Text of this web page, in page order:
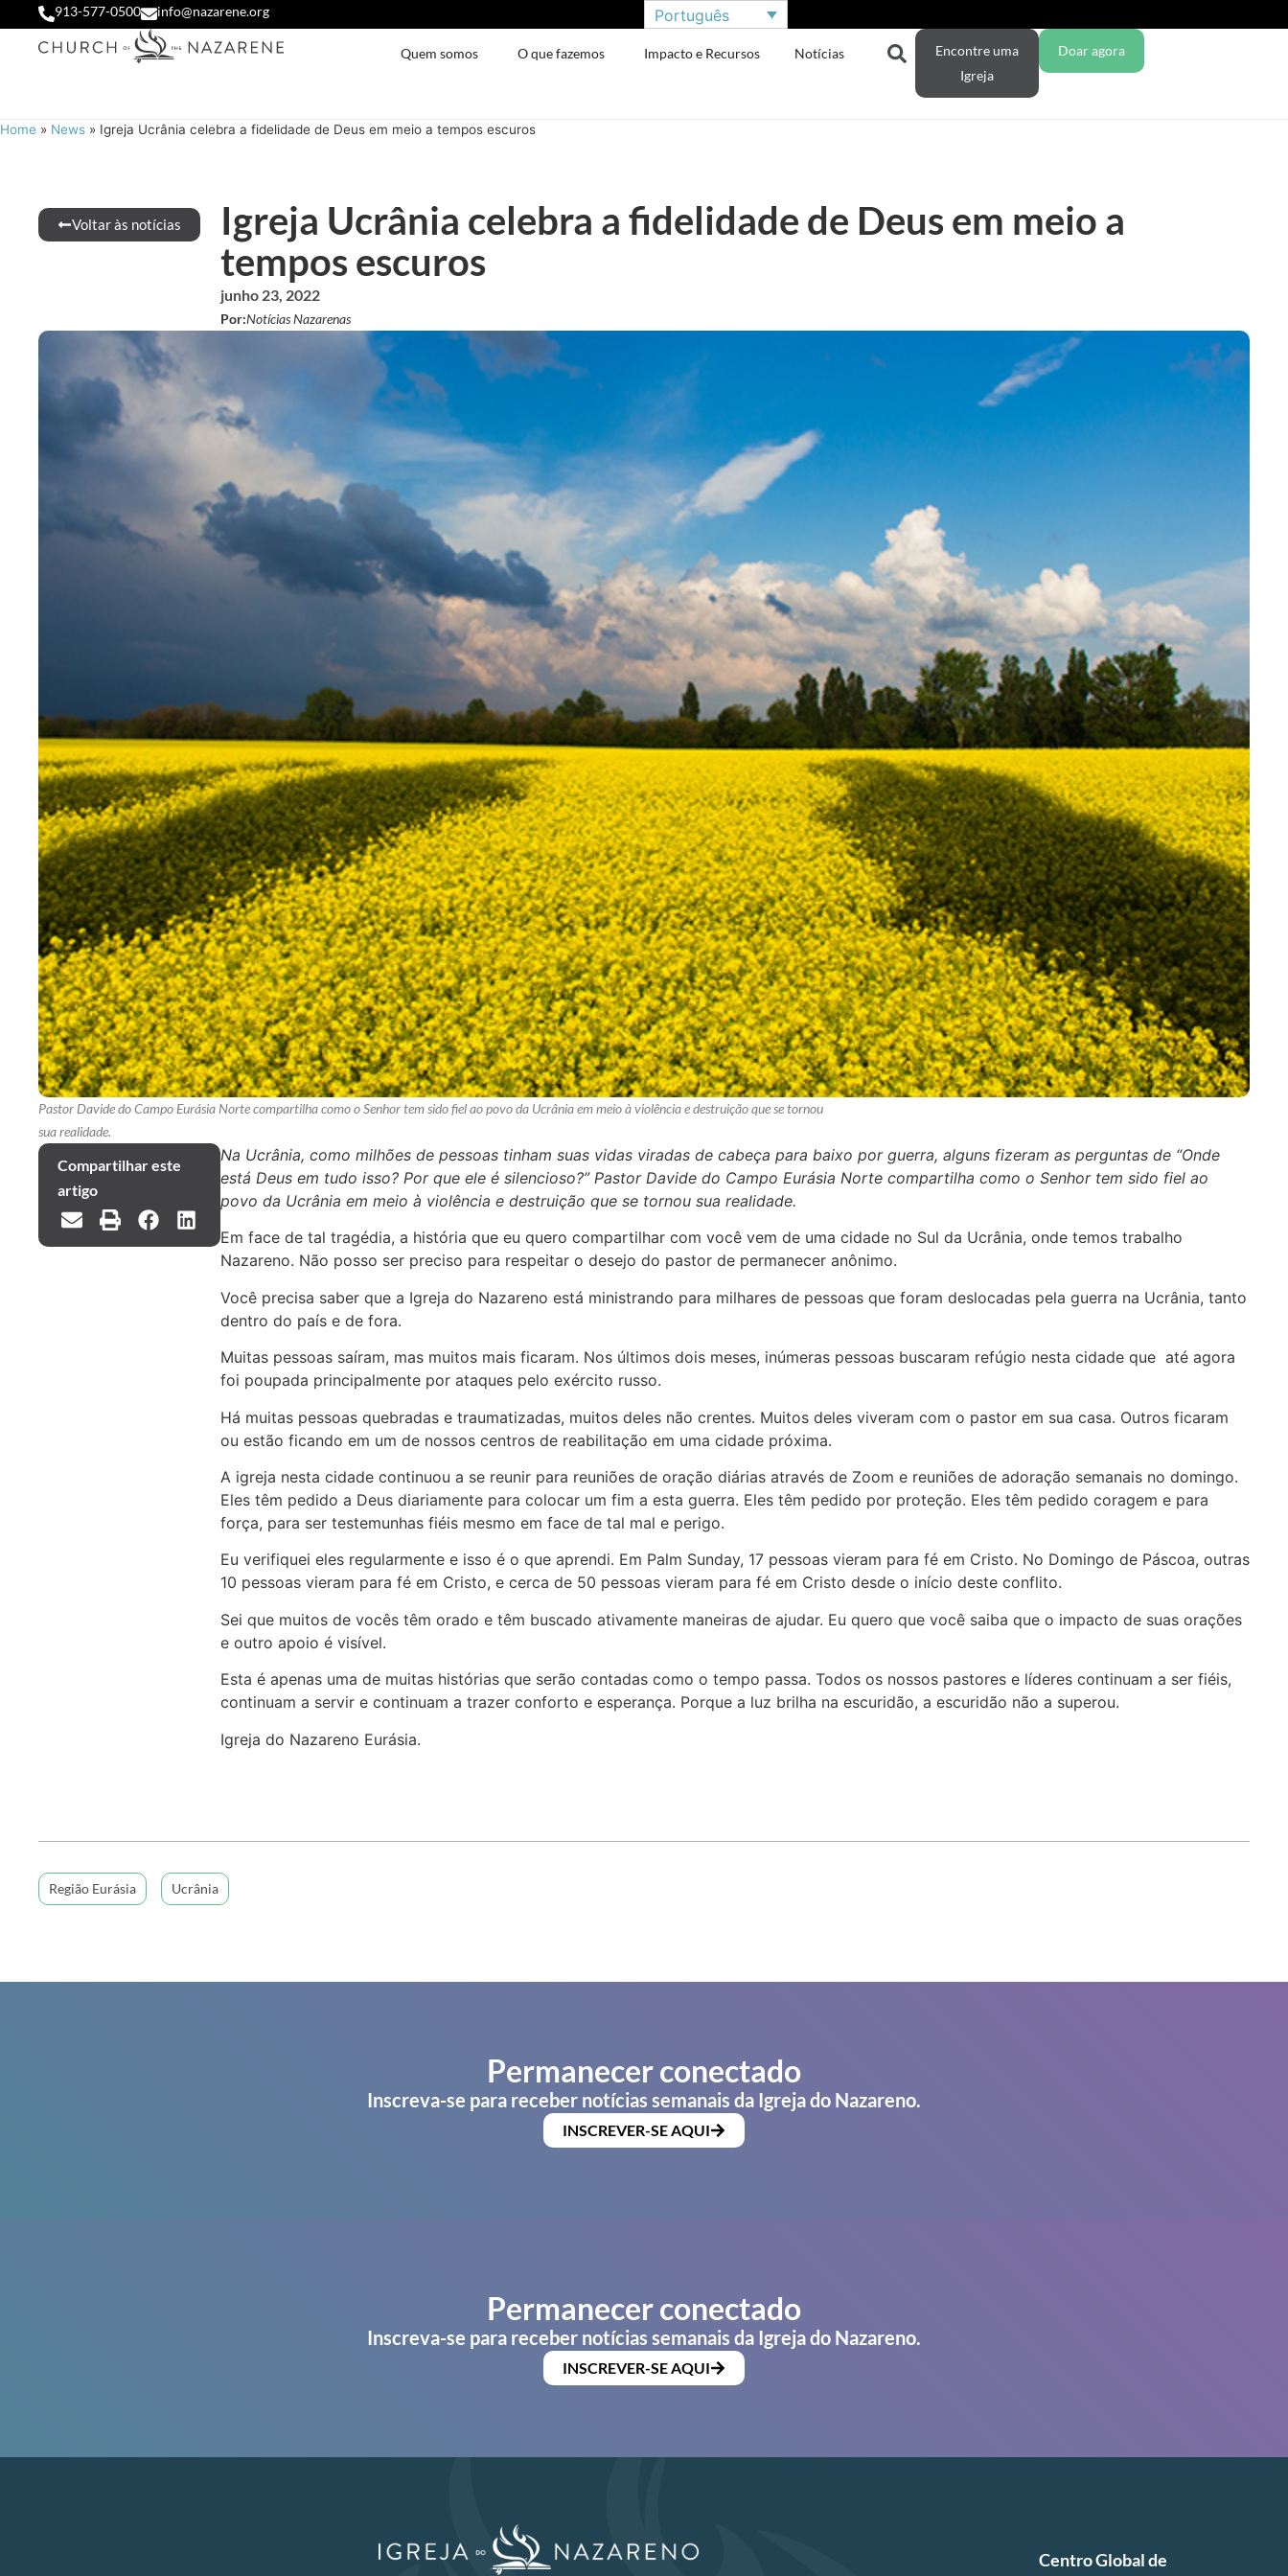
913-577-0500 info@nazarene.org Português
Quem somos O que fazemos Impacto e Recursos Notícias
Encontre uma
Igreja
Doar agora
Home » News » Igreja Ucrânia celebra a fidelidade de Deus em meio a tempos escuros
Voltar às notícias
Igreja Ucrânia celebra a fidelidade de Deus em meio a
tempos escuros
junho 23, 2022
Por:Notícias Nazarenas
Pastor Davide do Campo Eurásia Norte compartilha como o Senhor tem sido fiel ao povo da Ucrânia em meio à violência e destruição que se tornou
sua realidade.
Compartilhar este
artigo
Na Ucrânia, como milhões de pessoas tinham suas vidas viradas de cabeça para baixo por guerra, alguns fizeram as perguntas de “Onde
está Deus em tudo isso? Por que ele é silencioso?” Pastor Davide do Campo Eurásia Norte compartilha como o Senhor tem sido fiel ao
povo da Ucrânia em meio à violência e destruição que se tornou sua realidade.
Em face de tal tragédia, a história que eu quero compartilhar com você vem de uma cidade no Sul da Ucrânia, onde temos trabalho
Nazareno. Não posso ser preciso para respeitar o desejo do pastor de permanecer anônimo.
Você precisa saber que a Igreja do Nazareno está ministrando para milhares de pessoas que foram deslocadas pela guerra na Ucrânia, tanto
dentro do país e de fora.
Muitas pessoas saíram, mas muitos mais ficaram. Nos últimos dois meses, inúmeras pessoas buscaram refúgio nesta cidade que até agora
foi poupada principalmente por ataques pelo exército russo.
Há muitas pessoas quebradas e traumatizadas, muitos deles não crentes. Muitos deles viveram com o pastor em sua casa. Outros ficaram
ou estão ficando em um de nossos centros de reabilitação em uma cidade próxima.
A igreja nesta cidade continuou a se reunir para reuniões de oração diárias através de Zoom e reuniões de adoração semanais no domingo.
Eles têm pedido a Deus diariamente para colocar um fim a esta guerra. Eles têm pedido por proteção. Eles têm pedido coragem e para
força, para ser testemunhas fiéis mesmo em face de tal mal e perigo.
Eu verifiquei eles regularmente e isso é o que aprendi. Em Palm Sunday, 17 pessoas vieram para fé em Cristo. No Domingo de Páscoa, outras
10 pessoas vieram para fé em Cristo, e cerca de 50 pessoas vieram para fé em Cristo desde o início deste conflito.
Sei que muitos de vocês têm orado e têm buscado ativamente maneiras de ajudar. Eu quero que você saiba que o impacto de suas orações
e outro apoio é visível.
Esta é apenas uma de muitas histórias que serão contadas como o tempo passa. Todos os nossos pastores e líderes continuam a ser fiéis,
continuam a servir e continuam a trazer conforto e esperança. Porque a luz brilha na escuridão, a escuridão não a superou.
Igreja do Nazareno Eurásia.
Região Eurásia Ucrânia
Permanecer conectado
Inscreva-se para receber notícias semanais da Igreja do Nazareno.
INSCREVER-SE AQUI
Permanecer conectado
Inscreva-se para receber notícias semanais da Igreja do Nazareno.
INSCREVER-SE AQUI
Centro Global de